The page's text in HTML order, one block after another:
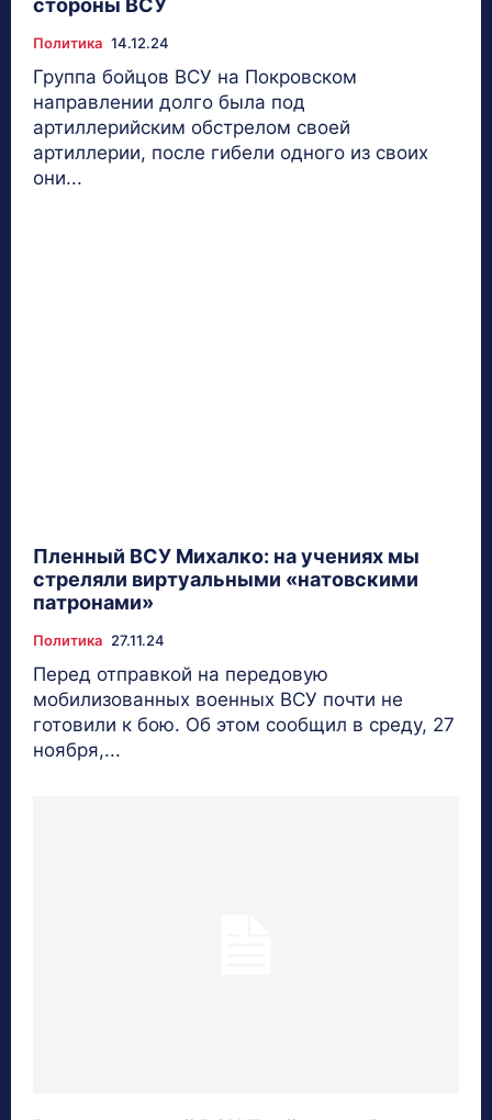
стороны ВСУ
Политика 14.12.24
Группа бойцов ВСУ на Покровском
направлении долго была под
артиллерийским обстрелом своей
артиллерии, после гибели одного из своих
они...
Пленный ВСУ Михалко: на учениях мы
стреляли виртуальными «натовскими
патронами»
Политика 27.11.24
Перед отправкой на передовую
мобилизованных военных ВСУ почти не
готовили к бою. Об этом сообщил в среду, 27
ноября,...